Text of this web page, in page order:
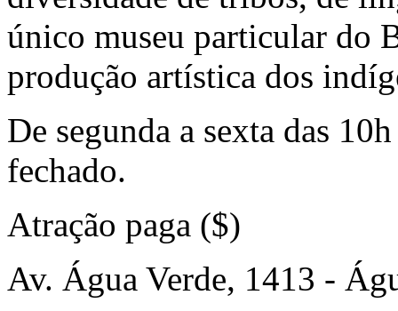
único museu particular do
produção artística dos
De segunda a sexta das
fechado.
Atração paga ($)
Av. Água Verde, 1413 -